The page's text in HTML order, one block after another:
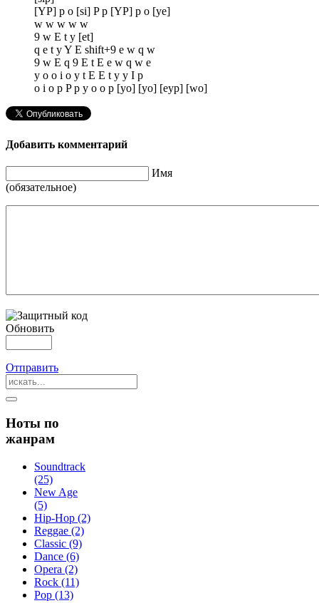
[YP] p o [si] P p [YP] p o [ye]
w w w w w
9 w E t y [et]
q e t y Y E shift+9 e w q w
9 w E q 9 E t E e w q w e
y o o i o y t E E t y y I p
o i o p P p y o o p [yo] [yo] [eyp] [wo]
Добавить комментарий
Имя
(обязательное)
Обновить
Отправить
Ноты по
жанрам
Soundtrack
(25)
New Age
(5)
Hip-Hop (2)
Reggae (2)
Classic (9)
Dance (6)
Opera (2)
Rock (11)
Pop (13)